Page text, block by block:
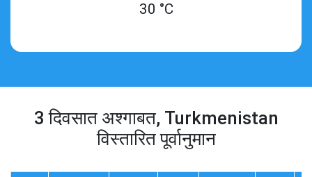
30 °C
3 दिवसात अश्गाबत, Turkmenistan
विस्तारित पूर्वानुमान